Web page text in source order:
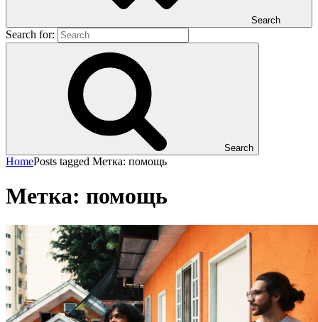
Search
Search for:
Search
HomePosts tagged Метка: помощь
Метка: помощь